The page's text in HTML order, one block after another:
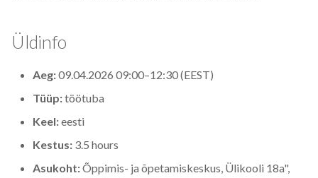
r2017
BioImage Archive
Biodiversity
Bioimaging
Bioinformatics
Üldinfo
Aeg:09.04.2026 09:00–12:30 (EEST)
Tüüp:töötuba
Keel:eesti
Kestus: 3.5 hours
Asukoht:Õppimis- ja õpetamiskeskus, Ülikooli 18a",